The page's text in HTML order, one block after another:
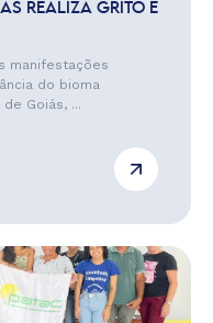
REALIZA GRITO E
manifestações
do bioma
Goiás, ...